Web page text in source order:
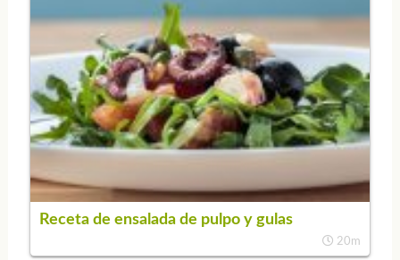
Receta de ensalada de pulpo y gulas
20m